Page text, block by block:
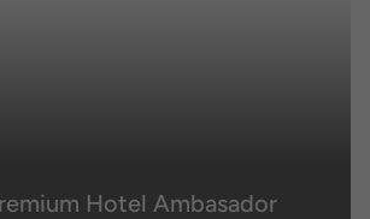
Hotel Ambasador